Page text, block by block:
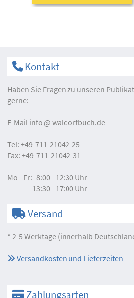
Kontakt
Haben Sie Fragen zu unseren
gerne:
E-Mail info waldorfbuch.de
Tel: +49-711-21042-25
Fax: +49-711-21042-31
Mo - Fr: 8:00 - 12:30 Uhr
13:30 - 17:00 Uhr
Versand
* 2-5 Werktage (innerhalb
Versandkosten und Lieferzeiten
Zahlungsarten